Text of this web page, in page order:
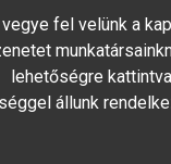
vegye fel velünk a
lehetőségre
állunk